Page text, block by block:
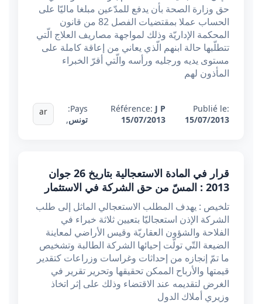
حق وزارة الصحة بأن يدفع للمدّعين مبلغا ماليّا على
الحساب عملا بمقتضيات الفصل 82 من قانون
المحكمة الإداريّة وذلك لمواجهة مصاريف العلاج الّتي
تتطلّبها حالة ابنهم الّذي يعاني من إعاقة كاملة على
مستوى يديه ورجليه ورأسه والّتي أقرّ الخبراء
المأذون لهم
Publié le:
15/07/2013
Référence: J P
15/07/2013
Pays:
تونس,
ar
قرار في المادة الاستعجالية بتاريخ 26 جوان
2013 : المسّ من حق الشركة في الاستثمار
تلخيص : يهدف المطلب الاستعجالي الماثل إلى طلب
الشركة الإذن استعجاليّا بتعيين ثلاثة خبراء في
الفلاحة والشؤون العقاريّة وقيس الأراضي لمعاينة
الضيعة التّي تولّت إحيائها الشركة الطالبة وتشخيص
ما تمّ إنجازه من إحداثات وغراسات وزراعات كتقدير
قيمتها والأرباح الممكن تحقيقها وتحرير تقرير في
الغرض لتقديمه عند الاقتضاء وذلك على إثر اتخاذ
وزيري أملاك الدول